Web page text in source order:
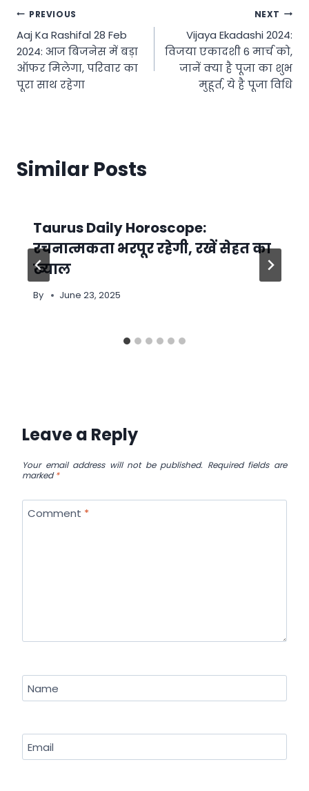
Post
navigation
PREVIOUS
Aaj Ka Rashifal 28 Feb
2024: आज बिजनेस में बड़ा
ऑफर मिलेगा, परिवार का
पूरा साथ रहेगा
NEXT
Vijaya Ekadashi 2024:
विजया एकादशी 6 मार्च को,
जानें क्या है पूजा का शुभ
मुहूर्त, ये है पूजा विधि
Similar Posts
Taurus Daily Horoscope:
रचनात्मकता भरपूर रहेगी, रखें सेहत का
ख्याल
By June 23, 2025
Leave a Reply
Your email address will not be published. Required fields are
marked*
Comment *
Name
Email